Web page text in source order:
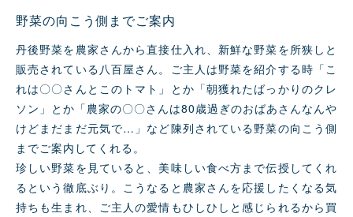
野菜の向こう側までご案内
丹後野菜を農家さんから直接仕入れ、新鮮な野菜を所狭しと
販売されている八百屋さん。ご主人は野菜を紹介する時「こ
れは〇〇さんとこのトマト」とか「朝獲れたばっかりのクレ
ソン」とか「農家の〇〇さんは80歳過ぎのおばあさんなんや
けどまだまだ元気で…」など陳列されている野菜の向こう側
までご案内してくれる。
珍しい野菜を見ていると、美味しい⻝べ方まで伝授してくれ
るという徹底ぶり。こうなると農家さんを応援したくなる気
持ちも生まれ、ご主人の愛情もひしひしと感じられるから買